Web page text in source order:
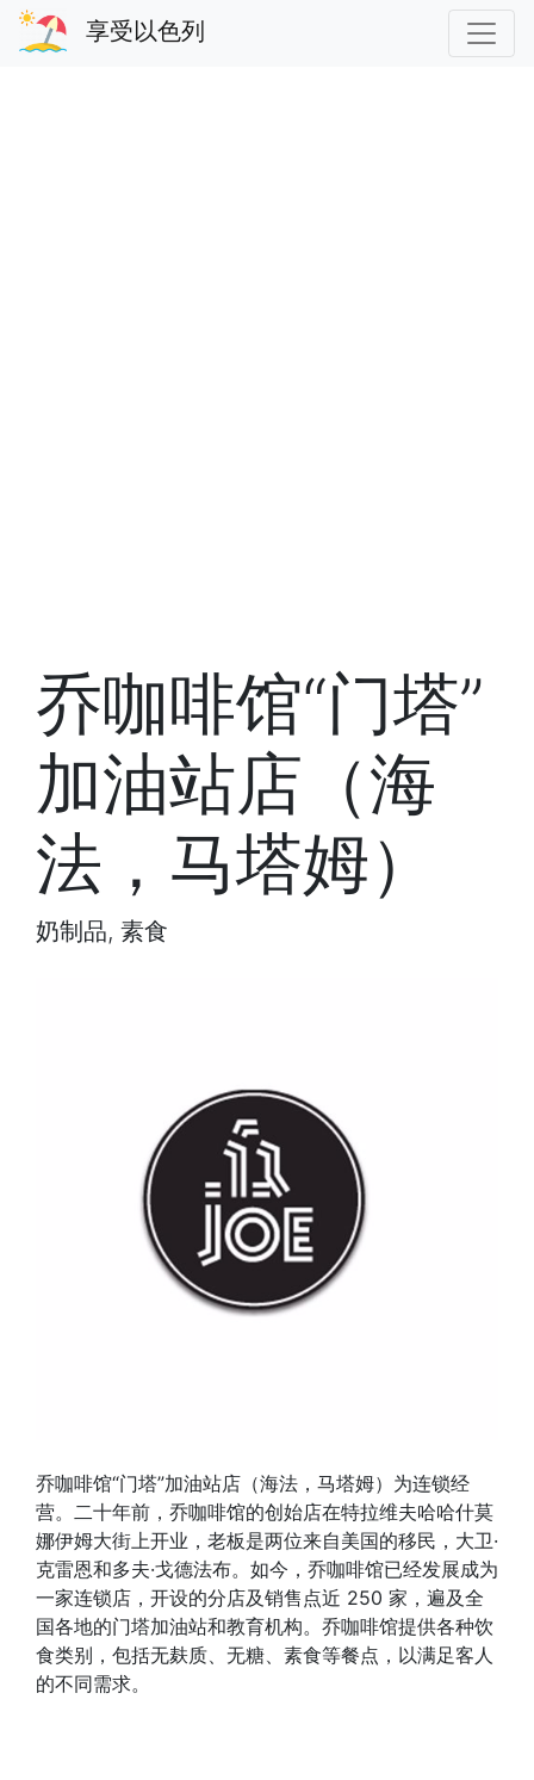
享受以色列
乔咖啡馆“门塔”
加油站店（海
法，马塔姆）
奶制品, 素食
乔咖啡馆“门塔”加油站店（海法，马塔姆）为连锁经
营。二十年前，乔咖啡馆的创始店在特拉维夫哈哈什莫
娜伊姆大街上开业，老板是两位来自美国的移民，大卫·
克雷恩和多夫·戈德法布。如今，乔咖啡馆已经发展成为
一家连锁店，开设的分店及销售点近 250 家，遍及全
国各地的门塔加油站和教育机构。乔咖啡馆提供各种饮
食类别，包括无麸质、无糖、素食等餐点，以满足客人
的不同需求。